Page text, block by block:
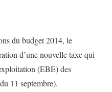
du budget 2014, le
d’une nouvelle taxe qui
(EBE) des
11 septembre).